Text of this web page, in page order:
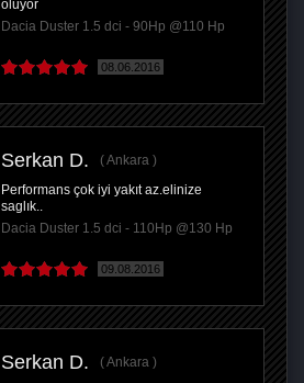
oluyor
Dacia Duster 1.5 dci - 90Hp @110 Hp
08.06.2016
Serkan D.
Ankara
Performans çok iyi yakıt az.elinize
saglık..
Dacia Duster 1.5 dci - 110Hp @130 Hp
09.08.2016
Serkan D.
Ankara